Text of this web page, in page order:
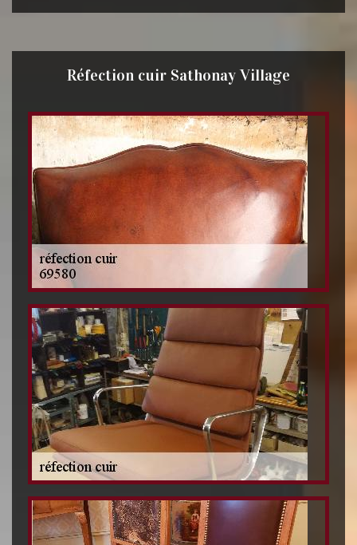
Réfection cuir Sathonay Village